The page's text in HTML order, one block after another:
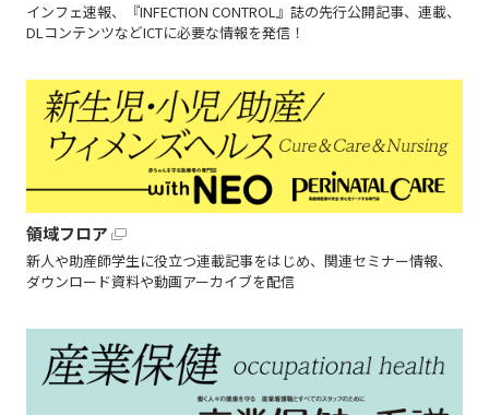
インフェ速報、『INFECTION CONTROL』誌の先行公開記事、連載、
DLコンテンツなどICTに必要な情報を発信！
領域フロア
新人や助産師学生に役立つ連載記事をはじめ、関連セミナー情報、
ダウンロード資料や動画アーカイブを配信